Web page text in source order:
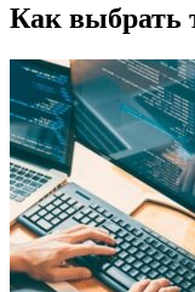
Как выбрать